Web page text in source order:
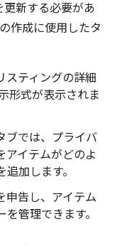
新する必要があ
作成に使用したタ
スティングの詳細
形式が表示されま
ブでは、プライバ
アイテムがどのよ
加します。
申告し、アイテム
管理できます。